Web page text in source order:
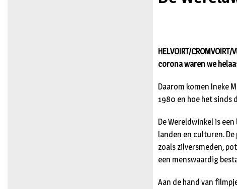
HELVOIRT/
corona waren we
Daarom komen Ineke
1980 en hoe het sinds
De Wereldwinkel is
landen en culturen.
zoals zilversmeden,
een menswaardig
Aan de hand van